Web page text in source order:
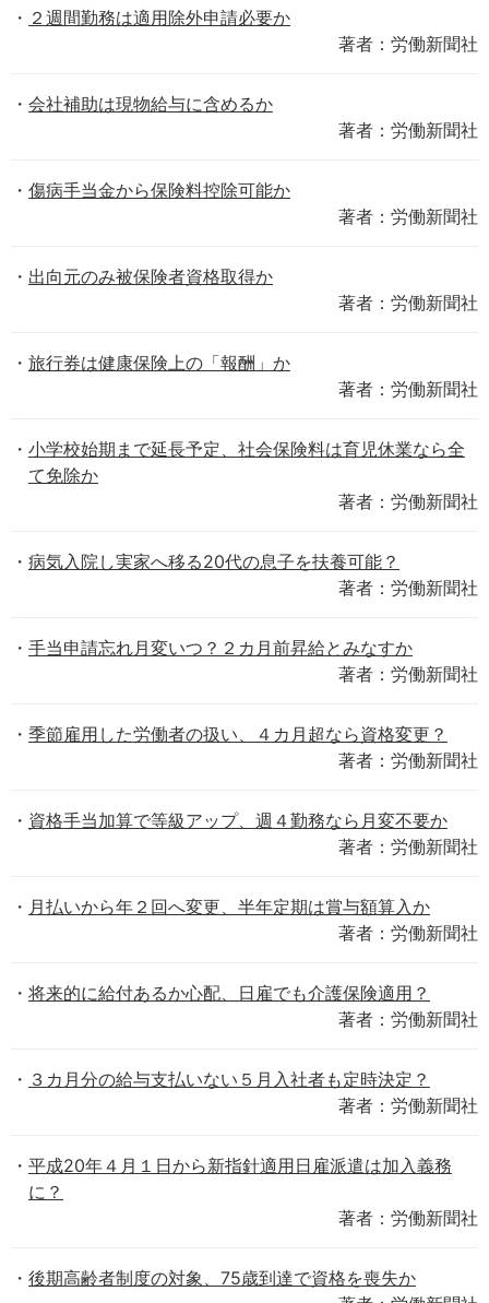
２週間勤務は適用除外申請必要か
著者：労働新聞社
会社補助は現物給与に含めるか
著者：労働新聞社
傷病手当金から保険料控除可能か
著者：労働新聞社
出向元のみ被保険者資格取得か
著者：労働新聞社
旅行券は健康保険上の「報酬」か
著者：労働新聞社
小学校始期まで延長予定、社会保険料は育児休業なら全
て免除か
著者：労働新聞社
病気入院し実家へ移る20代の息子を扶養可能？
著者：労働新聞社
手当申請忘れ月変いつ？２カ月前昇給とみなすか
著者：労働新聞社
季節雇用した労働者の扱い、４カ月超なら資格変更？
著者：労働新聞社
資格手当加算で等級アップ、週４勤務なら月変不要か
著者：労働新聞社
月払いから年２回へ変更、半年定期は賞与額算入か
著者：労働新聞社
将来的に給付あるか心配、日雇でも介護保険適用？
著者：労働新聞社
３カ月分の給与支払いない５月入社者も定時決定？
著者：労働新聞社
平成20年４月１日から新指針適用日雇派遣は加入義務
に？
著者：労働新聞社
後期高齢者制度の対象、75歳到達で資格を喪失か